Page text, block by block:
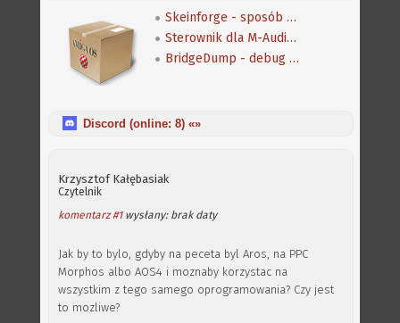
Skeinforge - sposób na wydruk 3D na Amidze
Sterownik dla M-Audio Revolution 7.1
BridgeDump - debug dla mostka PCI/PCI-e
Discord (online: 8) «»
Krzysztof Kałębasiak
Czytelnik
komentarz #1wysłany: brak daty
Jak by to bylo, gdyby na peceta byl Aros, na PPC
Morphos albo AOS4 i moznaby korzystac na
wszystkim z tego samego oprogramowania? Czy jest
to mozliwe?